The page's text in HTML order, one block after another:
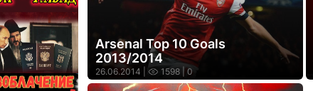
Arsenal Top 10 Goals
2013/2014
26.06.2014 | 1598 | 0